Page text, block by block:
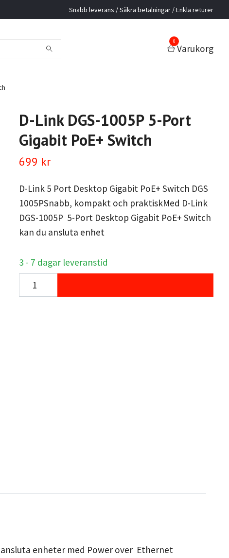
Snabb leverans / Säkra betalningar / Enkla returer
0
Varukorg
D-Link DGS-1005P 5-Port
Gigabit PoE+ Switch
699 kr
D-Link 5 Port Desktop Gigabit PoE+ Switch DGS
1005PSnabb, kompakt och praktiskMed D-Link
DGS-1005P 5-Port Desktop Gigabit PoE+ Switch
kan du ansluta enhet
3 - 7 dagar leveranstid
ansluta enheter med Power over Ethernet